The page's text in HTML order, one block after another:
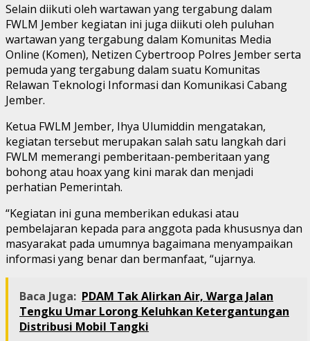
Selain diikuti oleh wartawan yang tergabung dalam
FWLM Jember kegiatan ini juga diikuti oleh puluhan
wartawan yang tergabung dalam Komunitas Media
Online (Komen), Netizen Cybertroop Polres Jember serta
pemuda yang tergabung dalam suatu Komunitas
Relawan Teknologi Informasi dan Komunikasi Cabang
Jember.
Ketua FWLM Jember, Ihya Ulumiddin mengatakan,
kegiatan tersebut merupakan salah satu langkah dari
FWLM memerangi pemberitaan-pemberitaan yang
bohong atau hoax yang kini marak dan menjadi
perhatian Pemerintah.
“Kegiatan ini guna memberikan edukasi atau
pembelajaran kepada para anggota pada khususnya dan
masyarakat pada umumnya bagaimana menyampaikan
informasi yang benar dan bermanfaat, “ujarnya.
Baca Juga: PDAM Tak Alirkan Air, Warga Jalan
Tengku Umar Lorong Keluhkan Ketergantungan
Distribusi Mobil Tangki